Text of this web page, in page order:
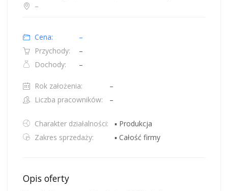
–
Cena:
–
Przychody:
–
Dochody:
–
Rok założenia:
–
Liczba pracowników:
–
Charakter działalności:
▪ Produkcja
Zakres sprzedaży:
▪ Całość firmy
Opis oferty